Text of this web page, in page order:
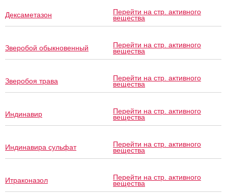
Дексаметазон Перейти на стр. активного
вещества
Зверобой обыкновенный Перейти на стр. активного
вещества
Зверобоя трава Перейти на стр. активного
вещества
Индинавир Перейти на стр. активного
вещества
Индинавира сульфат Перейти на стр. активного
вещества
Итраконазол Перейти на стр. активного
вещества